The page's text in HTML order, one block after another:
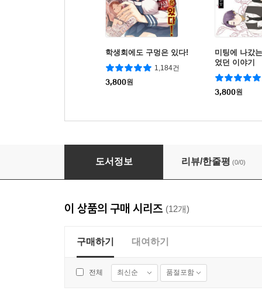
학생회에도 구멍은 있다!
1,184건
3,800원
미팅에 나갔
었던 이야기
3,800원
소꿉친구와는 러브 코미디를 할 수 없어 12권
도서정보 리뷰/한줄평 (0/0)
이 상품의 구매 시리즈 (12개)
구매하기 대여하기
전체 최신순 품절포함